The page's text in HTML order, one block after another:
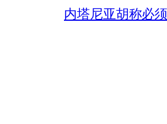
内塔尼亚胡称必